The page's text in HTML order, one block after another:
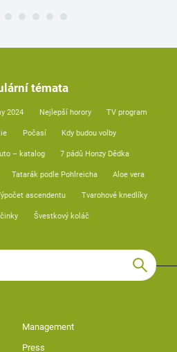
témata
2024 Nejlepší horory TV program
Počasí Kdy budou volby
– katalog 7 pádů Honzy Dědka
Tatarák podle Pohlreicha Aloe vera
ascendentu Tvarohové knedlíky
Švestkový koláč
Management
Press